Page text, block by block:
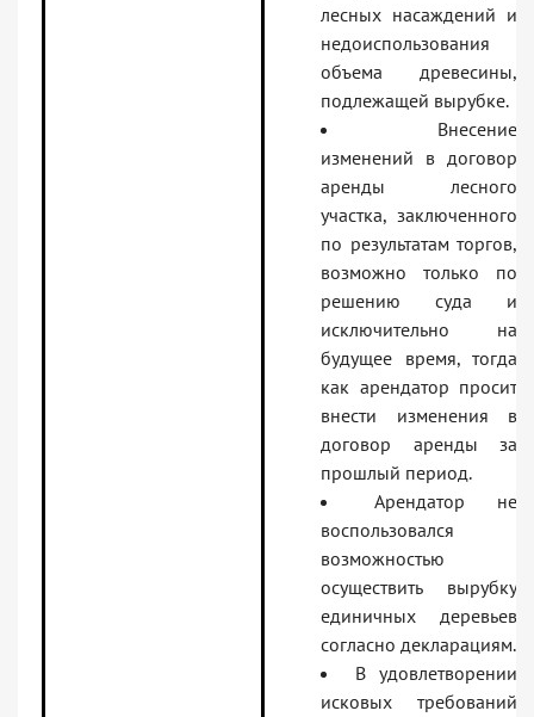
лесных насаждений и
недоиспользования
объема древесины,
подлежащей вырубке.
Внесение
изменений в договор
аренды лесного
участка, заключенного
по результатам торгов,
возможно только по
решению суда и
исключительно на
будущее время, тогда
как арендатор просит
внести изменения в
договор аренды за
прошлый период.
Арендатор не
воспользовался
возможностью
осуществить вырубку
единичных деревьев
согласно декларациям.
В удовлетворении
исковых требований